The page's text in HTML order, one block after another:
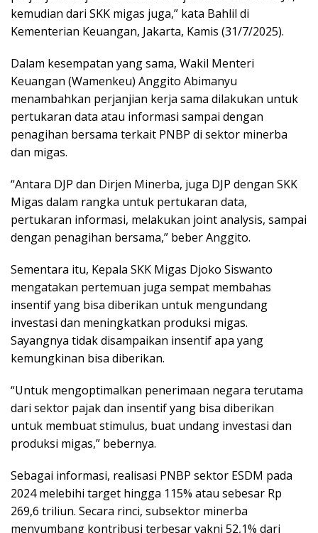
kemudian dari SKK migas juga,” kata Bahlil di
Kementerian Keuangan, Jakarta, Kamis (31/7/2025).
Dalam kesempatan yang sama, Wakil Menteri
Keuangan (Wamenkeu) Anggito Abimanyu
menambahkan perjanjian kerja sama dilakukan untuk
pertukaran data atau informasi sampai dengan
penagihan bersama terkait PNBP di sektor minerba
dan migas.
“Antara DJP dan Dirjen Minerba, juga DJP dengan SKK
Migas dalam rangka untuk pertukaran data,
pertukaran informasi, melakukan joint analysis, sampai
dengan penagihan bersama,” beber Anggito.
Sementara itu, Kepala SKK Migas Djoko Siswanto
mengatakan pertemuan juga sempat membahas
insentif yang bisa diberikan untuk mengundang
investasi dan meningkatkan produksi migas.
Sayangnya tidak disampaikan insentif apa yang
kemungkinan bisa diberikan.
“Untuk mengoptimalkan penerimaan negara terutama
dari sektor pajak dan insentif yang bisa diberikan
untuk membuat stimulus, buat undang investasi dan
produksi migas,” bebernya.
Sebagai informasi, realisasi PNBP sektor ESDM pada
2024 melebihi target hingga 115% atau sebesar Rp
269,6 triliun. Secara rinci, subsektor minerba
menyumbang kontribusi terbesar yakni 52,1% dari